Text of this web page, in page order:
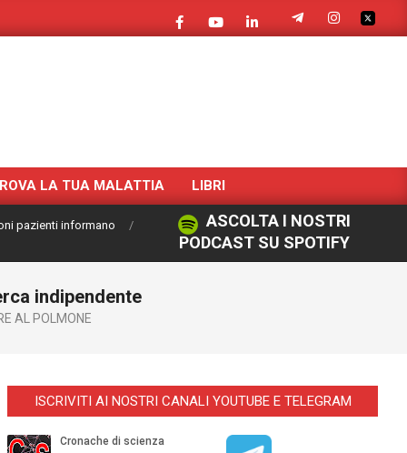
LA TUA MALATTIA LIBRI
pazienti informano
ASCOLTA I NOSTRI
PODCAST SU SPOTIFY
indipendente
AL POLMONE
ISCRIVITI AI NOSTRI CANALI YOUTUBE E TELEGRAM